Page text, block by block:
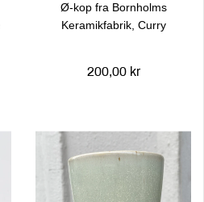
Ø-kop fra Bornholms
Keramikfabrik, Curry
200,00 kr